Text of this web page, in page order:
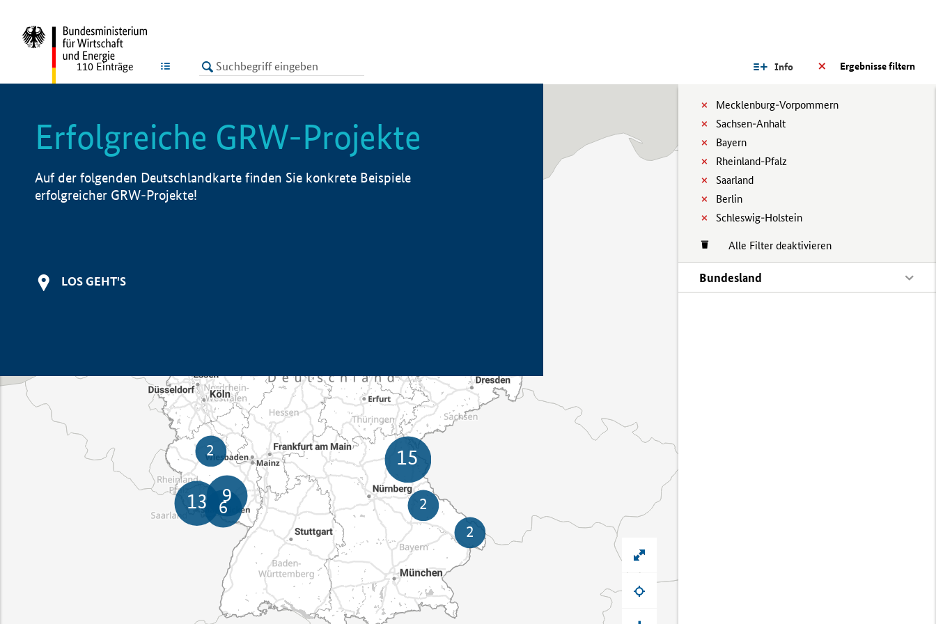
LISTE Ergebnisse filtern
Info
Mecklenburg-Vorpommern
Sachsen-Anhalt
Bayern
Rheinland-Pfalz
Saarland
Berlin
Schleswig-Holstein
Alle Filter deaktivieren
Bundesland
110 Einträge
Erfolgreiche GRW-Projekte
Auf der folgenden Deutschlandkarte finden Sie konkrete Beispiele
erfolgreicher GRW-Projekte!
LOS GEHT'S